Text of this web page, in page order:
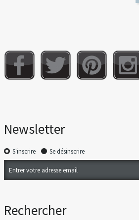
Newsletter
S'inscrire Se désinscrire
Rechercher